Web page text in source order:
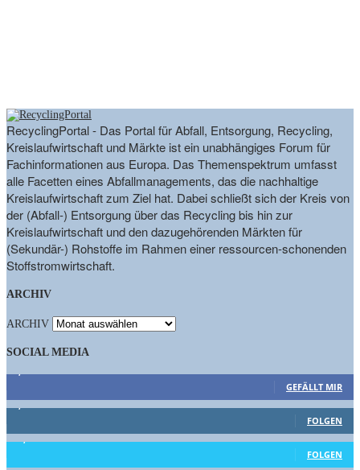
RecyclingPortal - Das Portal für Abfall, Entsorgung, Recycling,
Kreislaufwirtschaft und Märkte ist ein unabhängiges Forum für
Fachinformationen aus Europa. Das Themenspektrum umfasst
alle Facetten eines Abfallmanagements, das die nachhaltige
Kreislaufwirtschaft zum Ziel hat. Dabei schließt sich der Kreis von
der (Abfall-) Entsorgung über das Recycling bis hin zur
Kreislaufwirtschaft und den dazugehörenden Märkten für
(Sekundär-) Rohstoffe im Rahmen einer ressourcen-schonenden
Stoffstromwirtschaft.
ARCHIV
ARCHIV
SOCIAL MEDIA
GEFÄLLT MIR
FOLGEN
FOLGEN